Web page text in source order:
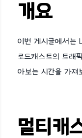
개요
이번 게시글에서는
로드캐스트의 트래
아보는 시간을 가져
멀티캐